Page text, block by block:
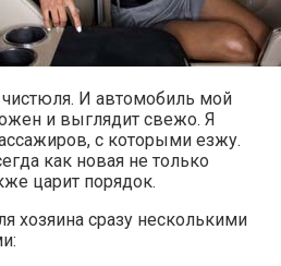
чистюля. И автомобиль мой
и выглядит свежо. Я
с которыми езжу.
как новая не только
царит порядок.
хозяина сразу несколькими